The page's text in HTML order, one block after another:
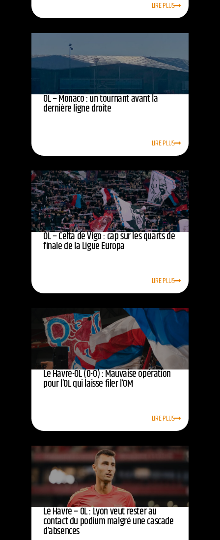
LIRE PLUS
OL – Monaco : un tournant avant la
dernière ligne droite
LIRE PLUS
OL – Celta de Vigo : cap sur les quarts de
finale de la Ligue Europa
LIRE PLUS
Le Havre-OL (0-0) : Mauvaise opération
pour l’OL qui laisse filer l’OM
LIRE PLUS
Le Havre – OL : Lyon veut rester au
contact du podium malgré une cascade
d’absences